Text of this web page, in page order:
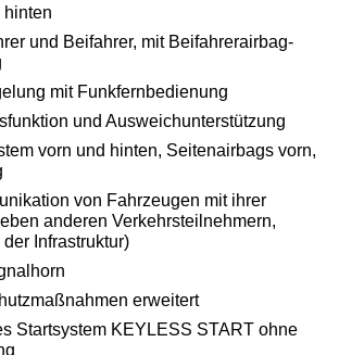
hinten
und Beifahrer, mit Beifahrerairbag-
mit Funkfernbedienung
und Ausweichunterstützung
vorn und hinten, Seitenairbags vorn,
von Fahrzeugen mit ihrer
anderen Verkehrsteilnehmern,
Infrastruktur)
erweitert
Startsystem KEYLESS START ohne